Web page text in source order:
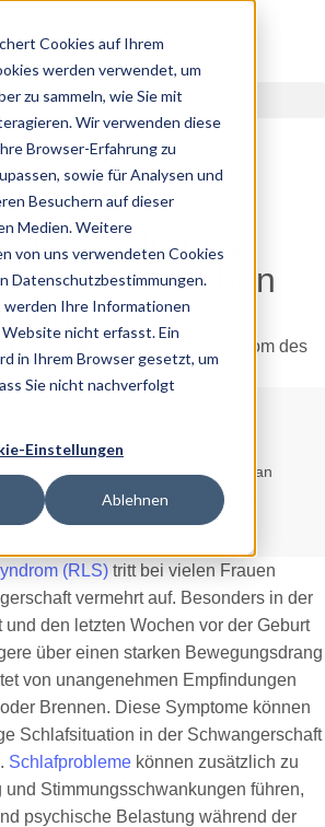
Cookies auf Ihrem
werden verwendet, um
zu sammeln, wie Sie mit
Wir verwenden diese
Browser-Erfahrung zu
sowie für Analysen und
Besuchern auf dieser
Medien. Weitere
von uns verwendeten Cookies
Datenschutzbestimmungen.
werden Ihre Informationen
nicht erfasst. Ein
in Ihrem Browser gesetzt, um
Sie nicht nachverfolgt
Einstellungen
Ablehnen
Syndrom &
Ursachen
in diesem Artikel sind nur für
und sollen keine professionelle
ersetzen. Wenden Sie sich immer an
bevor Sie neue Behandlungen
(RLS) tritt bei vielen Frauen
vermehrt auf. Besonders in der
und den letzten Wochen vor der Geburt
über einen starken Bewegungsdrang
von unangenehmen Empfindungen
Brennen. Diese Symptome können
Schlafsituation in der Schwangerschaft
Schlafprobleme können zusätzlich zu
und Stimmungsschwankungen führen,
psychische Belastung während der